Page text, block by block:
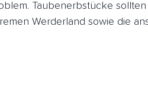
Taubenerbstücke
Werderland sowie die